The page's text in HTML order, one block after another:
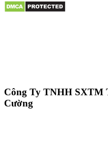
Công Ty TNHH SXTM
Cường